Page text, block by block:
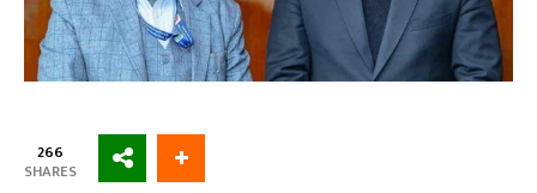
266
SHARES